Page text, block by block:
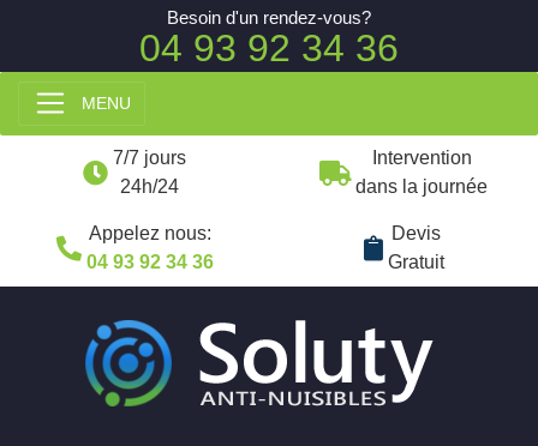
MENU
7/7 jours
24h/24
Intervention
dans la journée
Appelez nous:
04 93 92 34 36
Devis
Gratuit
Besoin d'un rendez-vous?
04 93 92 34 36